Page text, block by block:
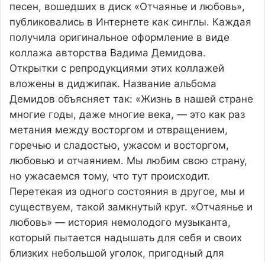
песен, вошедших в диск «Отчаянье и любовь»,
публиковались в Интернете как синглы. Каждая
получила оригинальное оформление в виде
коллажа авторства Вадима Демидова.
Открытки с репродукциями этих коллажей
вложены в диджипак. Название альбома
Демидов объясняет так: «Жизнь в нашей стране
многие годы, даже многие века, — это как раз
метания между восторгом и отвращением,
горечью и сладостью, ужасом и восторгом,
любовью и отчаянием. Мы любим свою страну,
но ужасаемся тому, что тут происходит.
Перетекая из одного состояния в другое, мы и
существуем, такой замкнутый круг. «Отчаянье и
любовь» — история немолодого музыканта,
который пытается надышать для себя и своих
близких небольшой уголок, пригодный для